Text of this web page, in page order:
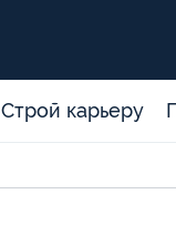
Строй карьеру